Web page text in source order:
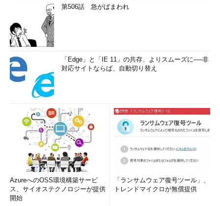
第506話 急がばまわれ
「Edge」と「IE 11」の共存、よりスムーズに──非
対応サイトならば、自動切り替え
AzureへのOSS環境構築サービ
ス、サイオステクノロジーが提供
開始
「ランサムウェア復号ツール」、
トレンドマイクロが無償提供